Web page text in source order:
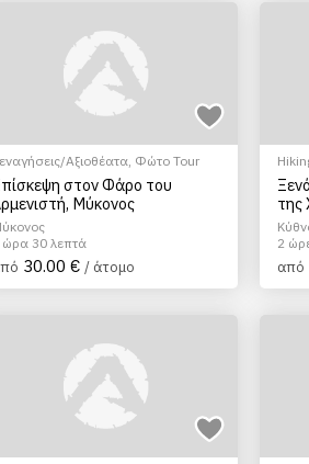
Αξιοθέατα, Φώτο Tour
στον Φάρο του
Μύκονος
ώρα 30 λεπτά
30.00 € / άτομο
της
2
από